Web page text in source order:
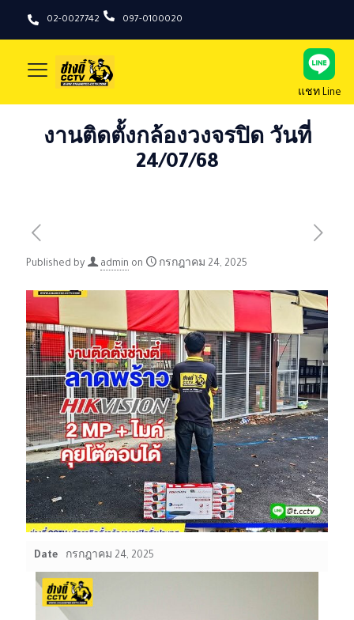
02-0027742 097-0100020
แชท Line
งานติดตั้งกล้องวงจรปิด วันที่
24/07/68
Published by admin on กรกฎาคม 24, 2025
Date กรกฎาคม 24, 2025